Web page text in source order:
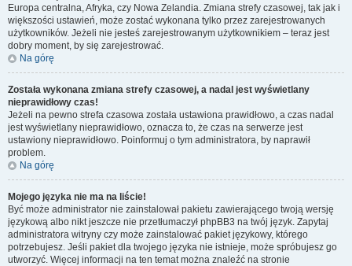
Europa centralna, Afryka, czy Nowa Zelandia. Zmiana strefy czasowej, tak jak i
większości ustawień, może zostać wykonana tylko przez zarejestrowanych
użytkowników. Jeżeli nie jesteś zarejestrowanym użytkownikiem – teraz jest
dobry moment, by się zarejestrować.
Na górę
Została wykonana zmiana strefy czasowej, a nadal jest wyświetlany
nieprawidłowy czas!
Jeżeli na pewno strefa czasowa została ustawiona prawidłowo, a czas nadal
jest wyświetlany nieprawidłowo, oznacza to, że czas na serwerze jest
ustawiony nieprawidłowo. Poinformuj o tym administratora, by naprawił
problem.
Na górę
Mojego języka nie ma na liście!
Być może administrator nie zainstalował pakietu zawierającego twoją wersję
językową albo nikt jeszcze nie przetłumaczył phpBB3 na twój język. Zapytaj
administratora witryny czy może zainstalować pakiet językowy, którego
potrzebujesz. Jeśli pakiet dla twojego języka nie istnieje, może spróbujesz go
utworzyć. Więcej informacji na ten temat można znaleźć na stronie